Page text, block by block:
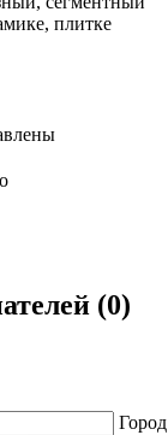
плитке
(0)
Город